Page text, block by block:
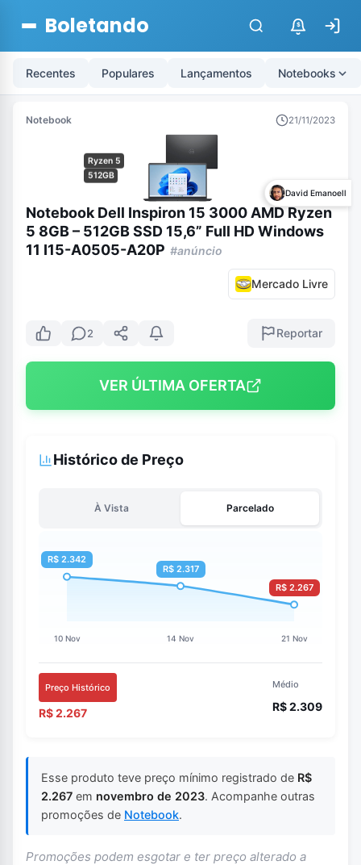
Boletando $
Recentes Populares Lançamentos Notebooks
Notebook 21/11/2023
Ryzen 5
512GB
David Emanoell
Notebook Dell Inspiron 15 3000 AMD Ryzen
5 8GB – 512GB SSD 15,6” Full HD Windows
11 I15-A0505-A20P #anúncio
Mercado Livre
2 Reportar
VER ÚLTIMA OFERTA
Histórico de Preço
À Vista Parcelado
Preço Histórico
R$ 2.267
Médio
R$ 2.309
Esse produto teve preço mínimo registrado de R$
2.267 em novembro de 2023. Acompanhe outras
promoções de Notebook.
Promoções podem esgotar e ter preço alterado a